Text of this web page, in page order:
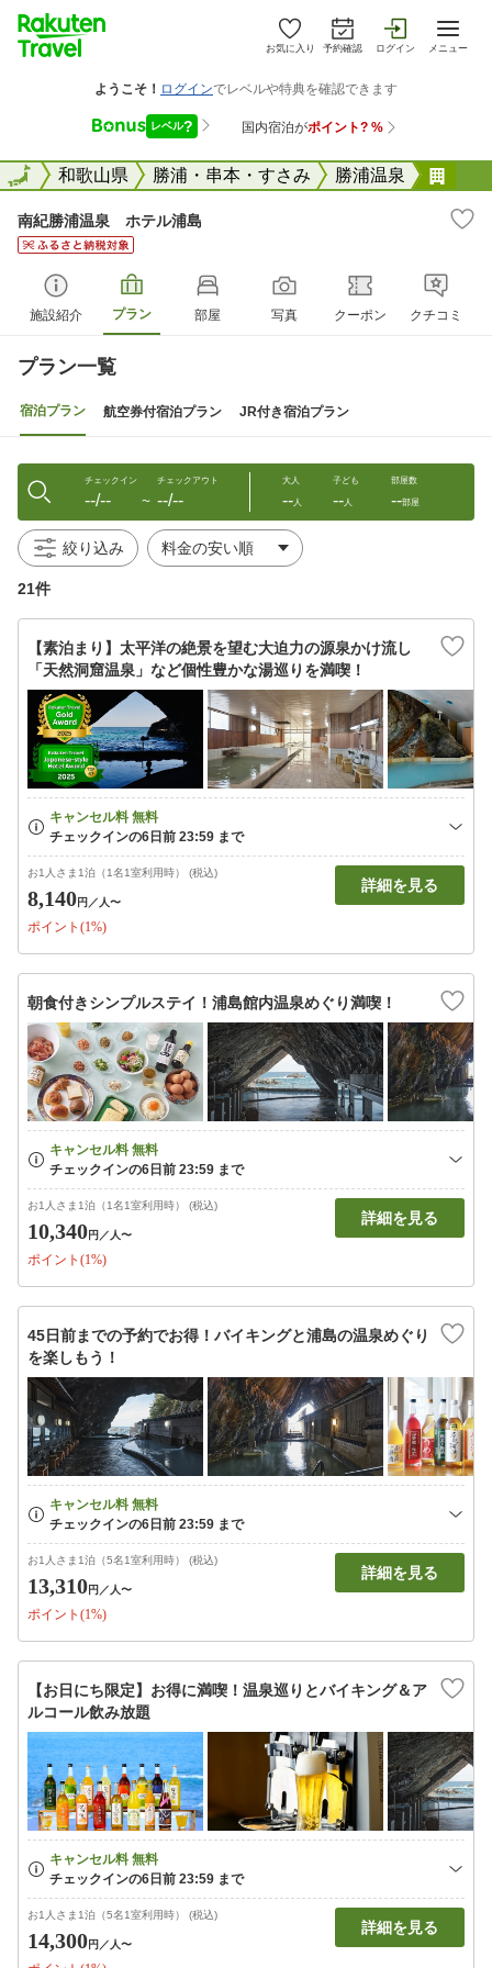
お気に入り 予約確認 ログイン メニュー
全国和歌山県 勝浦・串本・すさみ 勝浦温泉
全国
南紀勝浦温泉 ホテル浦島
施設紹介 プラン 部屋 写真 クーポン クチコミ
プラン一覧
宿泊プラン 航空券付宿泊プラン JR付き宿泊プラン
チェックイン
--/-- 〜
チェックアウト
--/--
大人
--人
子ども
--人
部屋数
--部屋
絞り込み
21件
【素泊まり】太平洋の絶景を望む大迫力の源泉かけ流し
「天然洞窟温泉」など個性豊かな湯巡りを満喫！
お1人さま1泊（1名1室利用時） (税込)
8,140円 ／人〜
ポイント(1%)
詳細を見る
朝食付きシンプルステイ！浦島館内温泉めぐり満喫！
お1人さま1泊（1名1室利用時） (税込)
10,340円 ／人〜
ポイント(1%)
詳細を見る
45日前までの予約でお得！バイキングと浦島の温泉めぐり
を楽しもう！
お1人さま1泊（5名1室利用時） (税込)
13,310円 ／人〜
ポイント(1%)
詳細を見る
【お日にち限定】お得に満喫！温泉巡りとバイキング＆ア
ルコール飲み放題
お1人さま1泊（5名1室利用時） (税込)
14,300円 ／人〜
詳細を見る